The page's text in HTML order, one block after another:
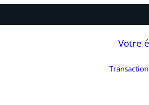
Votre